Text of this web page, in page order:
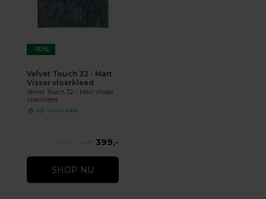
-10%
Velvet Touch 32 - Mart
Visser vloerkleed
Velvet Touch 32 - Mart Visser
vloerkleed
op voorraad
399,-
SHOP NU